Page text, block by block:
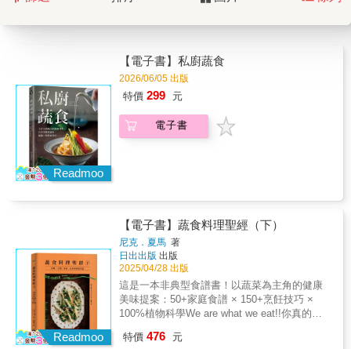
Readmoo
【電子書】私廚蔬食
2026/06/05 出版
特價 299 元
電子書
Readmoo
【電子書】蔬食料理聖經（下）
尼克．夏馬 著
日出出版 出版
2025/04/28 出版
這是一本非典型食譜書！以蔬菜為主角的健康
美味提案：50+家庭食譜 × 150+烹飪技巧 ×
100%植物科學We are what we eat!!你真的認
術到美味食譜，帶你發掘蔬菜美味本質的無限
特價 476 元